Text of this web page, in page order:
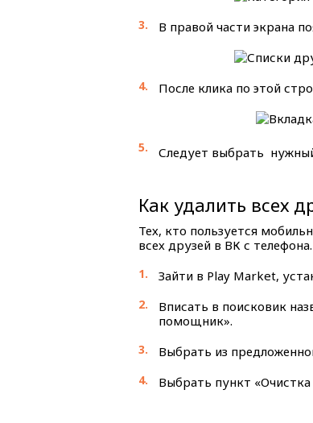
В правой части экрана
После клика по этой
Следует выбрать
Как удалить всех
Тех, кто пользуется
всех друзей в ВК с
Зайти в Play Market,
Вписать в поисковик
помощник».
Выбрать из
Выбрать пункт